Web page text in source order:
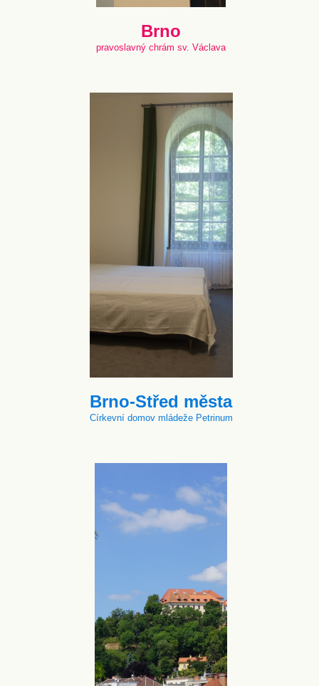
Brno
pravoslavný chrám sv. Václava
Brno-Střed města
Církevní domov mládeže Petrinum